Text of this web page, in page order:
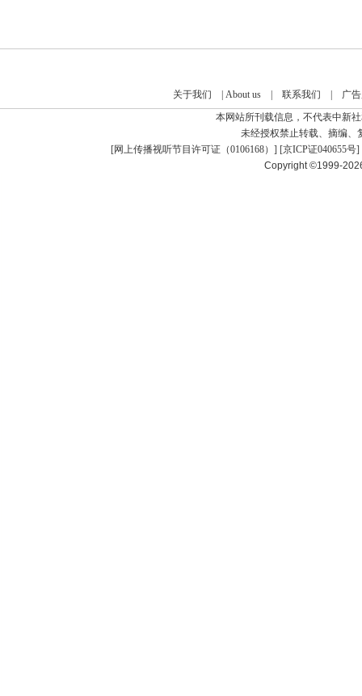
关于我们 About us| 联系我们
广
本网站所刊载信息，不代表中新
未经授权禁止转载、摘编、
[网上传播视听节目许可证（0106168） ] [京ICP证040655号]
Copyright ©1999-